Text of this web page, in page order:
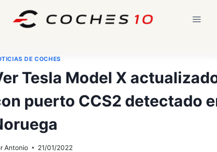
DE COCHES
Tesla Model X
puerto CCS2 detectado
Antonio 21/01/2022